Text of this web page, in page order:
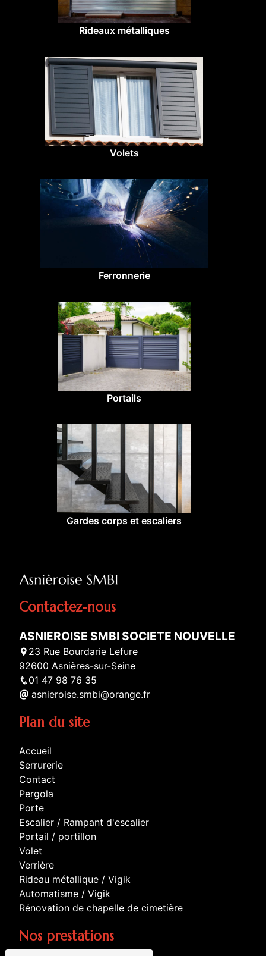
Rideaux métalliques
Volets
Ferronnerie
Portails
Gardes corps et escaliers
Contactez-nous
ASNIEROISE SMBI SOCIETE NOUVELLE
23 Rue Bourdarie Lefure
92600 Asnières-sur-Seine
01 47 98 76 35
asnieroise.smbi@orange.fr
Plan du site
Accueil
Serrurerie
Contact
Pergola
Porte
Escalier / Rampant d'escalier
Portail / portillon
Volet
Verrière
Rideau métallique / Vigik
Automatisme / Vigik
Rénovation de chapelle de cimetière
Nos prestations